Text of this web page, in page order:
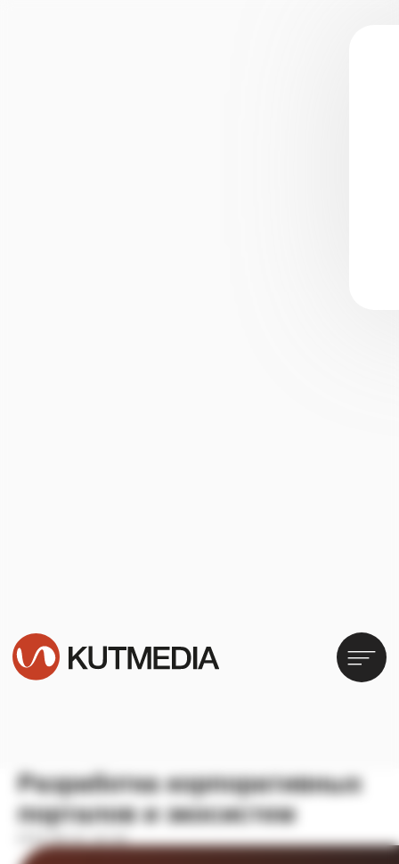
Разработка корпоративных
порталов и экосистем
2026-05-21 12:44